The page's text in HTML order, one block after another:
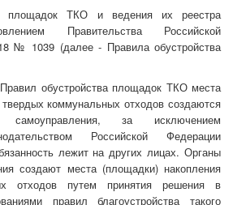
площадок ТКО и ведения их реестра
Правительства Российской
№ 1039 (далее - Правила обустройства
обустройства площадок ТКО места
коммунальных отходов создаются
самоуправления, за исключением
Российской Федерации
лежит на других лицах. Органы
создают места (площадки) накопления
отходов путем принятия решения в
правил благоустройства такого